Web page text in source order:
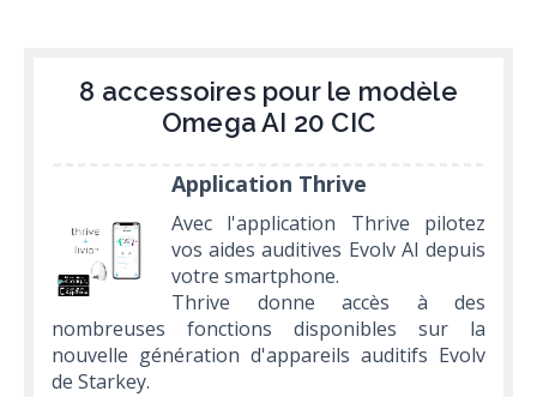
8 accessoires pour le modèle
Omega AI 20 CIC
Application Thrive
Avec l'application Thrive pilotez
vos aides auditives Evolv AI depuis
votre smartphone.
Thrive donne accès à des
nombreuses fonctions disponibles sur la
nouvelle génération d'appareils auditifs Evolv
de Starkey.